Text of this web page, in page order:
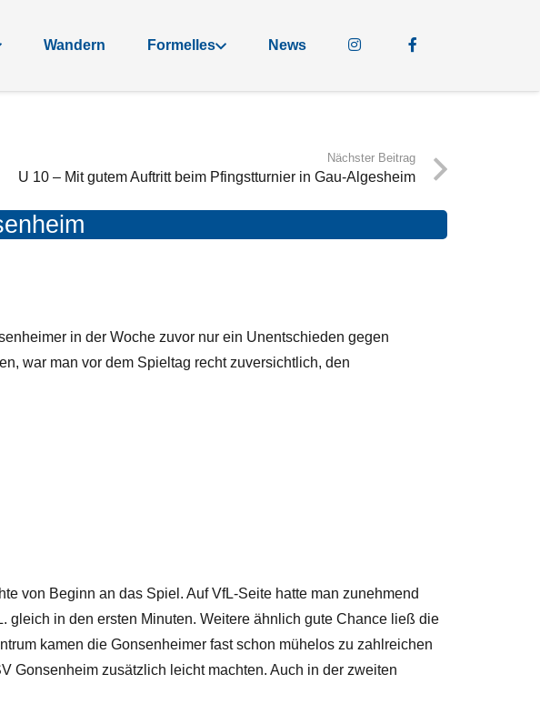
Wandern Formelles News
Nächster Beitrag
U 10 – Mit gutem Auftritt beim Pfingstturnier in Gau-Algesheim
in der Woche zuvor nur ein Unentschieden gegen
war man vor dem Spieltag recht zuversichtlich, den
von Beginn an das Spiel. Auf VfL-Seite hatte man zunehmend
gleich in den ersten Minuten. Weitere ähnlich gute Chance ließ die
kamen die Gonsenheimer fast schon mühelos zu zahlreichen
Gonsenheim zusätzlich leicht machten. Auch in der zweiten